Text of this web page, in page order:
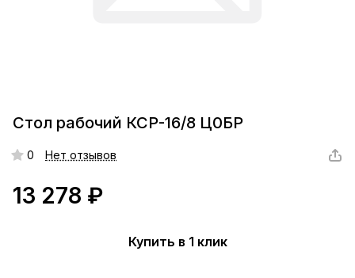
Стол рабочий КСР-16/8 Ц0БР
0 Нет отзывов
13 278 ₽
Купить в 1 клик